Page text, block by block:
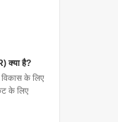
क्या है?
के लिए
के लिए